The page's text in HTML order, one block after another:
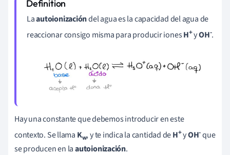
Laautoionizacióndel agua es la capacidad del agua de
reaccionar consigo misma para producir ionesH+yOH-.
Hay una constante que debemos introducir en este
contexto. Se llama Kw, y te indica la cantidad deH+yOH-que
se producen en laautoionización.